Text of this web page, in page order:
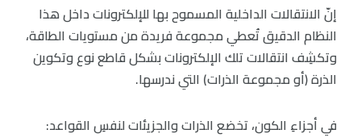
إنّ الانتقالات الداخلية المسموح بها للإلكترونات داخل هذا
النظام الدقيق تُعطي مجموعة فريدة من مستويات الطاقة،
وتكشِف انتقالات تلك الإلكترونات بشكل قاطع نوع وتكوين
الذرة (أو مجموعة الذرات) التي ندرسها.
في أجزاءِ الكون، تخضع الذرات والجزيئات لنفسِ القواعد: